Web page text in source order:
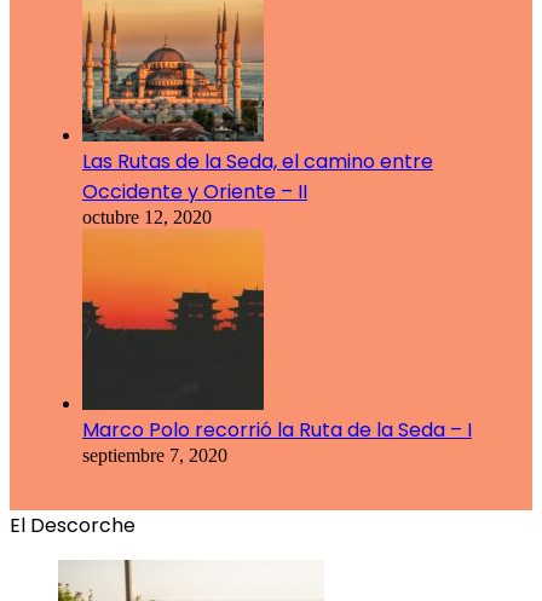
Las Rutas de la Seda, el camino entre
Occidente y Oriente – II
octubre 12, 2020
Marco Polo recorrió la Ruta de la Seda – I
septiembre 7, 2020
El Descorche